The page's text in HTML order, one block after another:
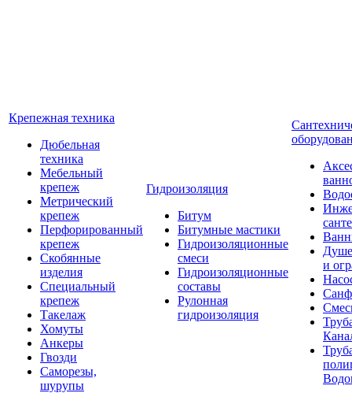
Крепежная техника
Дюбельная
техника
Мебельный
крепеж
Метрический
крепеж
Перфорированный
крепеж
Скобянные
изделия
Специальный
крепеж
Такелаж
Хомуты
Анкеры
Гвозди
Саморезы,
шурупы
Гидроизоляция
Битум
Битумные мастики
Гидроизоляционные
смеси
Гидроизоляционные
составы
Рулонная
гидроизоляция
и